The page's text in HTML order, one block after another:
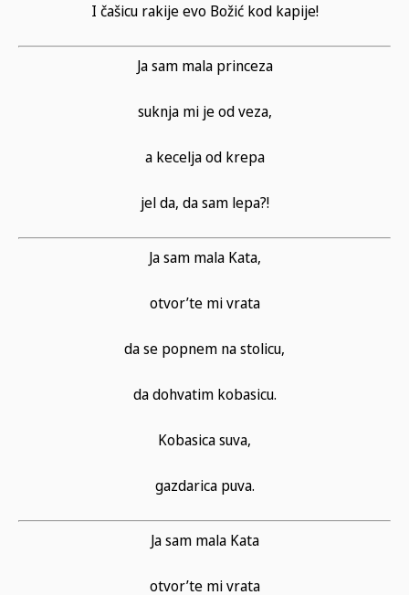
I čašicu rakije evo Božić kod kapije!
Ja sam mala princeza
suknja mi je od veza,
a kecelja od krepa
jel da, da sam lepa?!
Ja sam mala Kata,
otvor’te mi vrata
da se popnem na stolicu,
da dohvatim kobasicu.
Kobasica suva,
gazdarica puva.
Ja sam mala Kata
otvor’te mi vrata